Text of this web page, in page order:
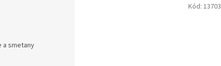
a smetany
Přirozeně zrálo 2 měsíce - díky čemuž je
Kód: 13703